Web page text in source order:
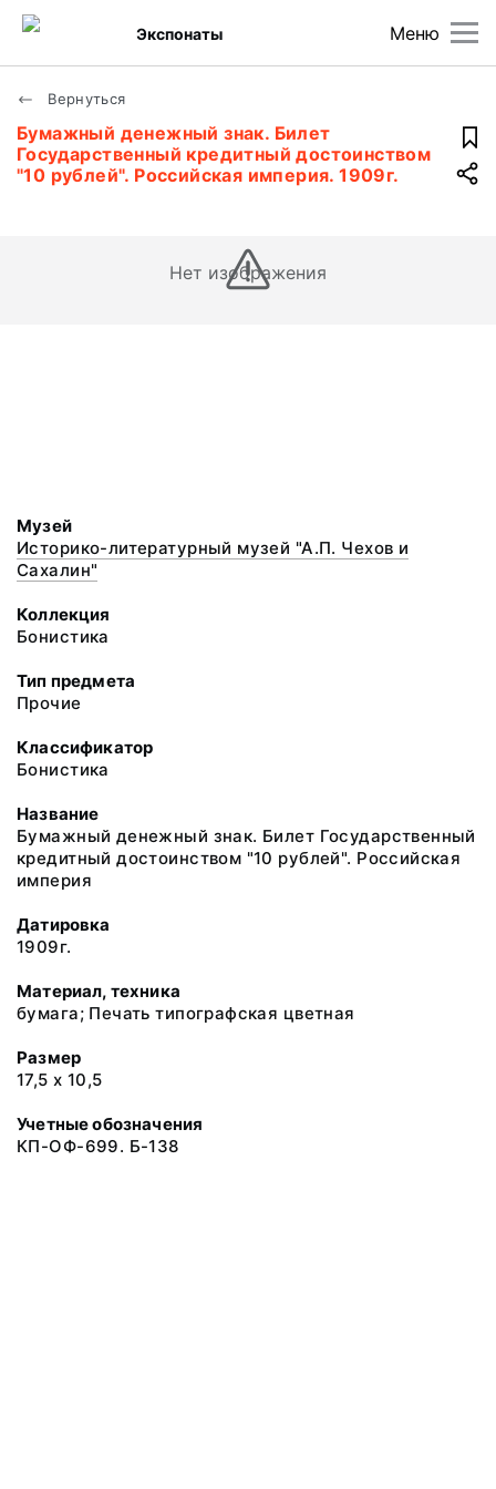
Меню
Экспонаты
Вернуться
Бумажный денежный знак. Билет
Государственный кредитный достоинством
"10 рублей". Российская империя. 1909г.
Нет изображения
Музей
Историко-литературный музей "А.П. Чехов и
Сахалин"
Коллекция
Бонистика
Тип предмета
Прочие
Классификатор
Бонистика
Название
Бумажный денежный знак. Билет Государственный
кредитный достоинством "10 рублей". Российская
империя
Датировка
1909г.
Материал, техника
бумага; Печать типографская цветная
Размер
17,5 х 10,5
Учетные обозначения
КП-ОФ-699. Б-138